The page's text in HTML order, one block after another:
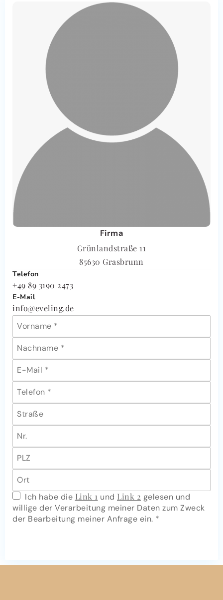
Firma
Grünlandstraße 11
85630 Grasbrunn
Telefon
+49 89 3190 2473
E-Mail
info@eveling.de
Ich habe die Link 1 und Link 2 gelesen und
willige der Verarbeitung meiner Daten zum Zweck
der Bearbeitung meiner Anfrage ein. *